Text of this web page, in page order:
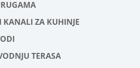
ZA KUHINJE
TERASA